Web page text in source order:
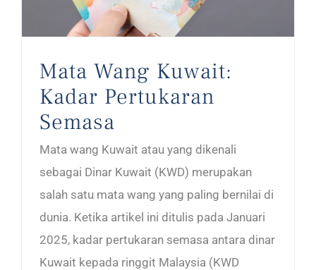
Mata Wang Kuwait:
Kadar Pertukaran
Semasa
Mata wang Kuwait atau yang dikenali
sebagai Dinar Kuwait (KWD) merupakan
salah satu mata wang yang paling bernilai di
dunia. Ketika artikel ini ditulis pada Januari
2025, kadar pertukaran semasa antara dinar
Kuwait kepada ringgit Malaysia (KWD